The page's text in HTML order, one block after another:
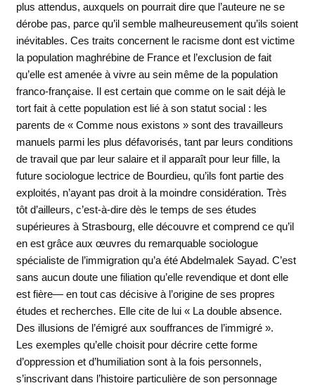
plus attendus, auxquels on pourrait dire que l’auteure ne se
dérobe pas, parce qu’il semble malheureusement qu’ils soient
inévitables. Ces traits concernent le racisme dont est victime
la population maghrébine de France et l’exclusion de fait
qu’elle est amenée à vivre au sein même de la population
franco-française. Il est certain que comme on le sait déjà le
tort fait à cette population est lié à son statut social : les
parents de « Comme nous existons » sont des travailleurs
manuels parmi les plus défavorisés, tant par leurs conditions
de travail que par leur salaire et il apparaît pour leur fille, la
future sociologue lectrice de Bourdieu, qu’ils font partie des
exploités, n’ayant pas droit à la moindre considération. Très
tôt d’ailleurs, c’est-à-dire dès le temps de ses études
supérieures à Strasbourg, elle découvre et comprend ce qu’il
en est grâce aux œuvres du remarquable sociologue
spécialiste de l’immigration qu’a été Abdelmalek Sayad. C’est
sans aucun doute une filiation qu’elle revendique et dont elle
est fière— en tout cas décisive à l’origine de ses propres
études et recherches. Elle cite de lui « La double absence.
Des illusions de l’émigré aux souffrances de l’immigré ».
Les exemples qu’elle choisit pour décrire cette forme
d’oppression et d’humiliation sont à la fois personnels,
s’inscrivant dans l’histoire particulière de son personnage